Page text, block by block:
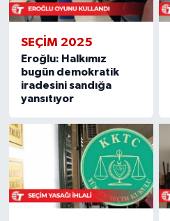
SEÇIM 2025
Eroğlu: Halkımız
bugün demokratik
iradesini sandığa
yansıtıyor